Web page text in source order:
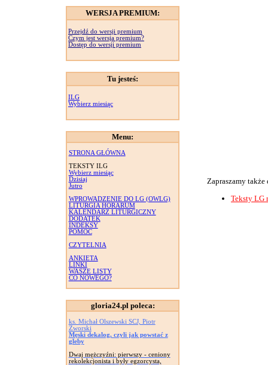
WERSJA PREMIUM:
Przejdź do wersji premium
Czym jest wersja premium?
Dostęp do wersji premium
Tu jesteś:
ILG
Wybierz miesiąc
Menu:
STRONA GŁÓWNA
TEKSTY ILG
Wybierz miesiąc
Dzisiaj
Jutro
WPROWADZENIE DO LG (OWLG)
LITURGIA HORARUM
KALENDARZ LITURGICZNY
DODATEK
INDEKSY
POMOC
CZYTELNIA
ANKIETA
LINKI
WASZE LISTY
CO NOWEGO?
gloria24.pl poleca:
ks. Michał Olszewski SCJ, Piotr
Zworski
Męski dekalog, czyli jak powstać z
gleby
Dwaj mężczyźni: pierwszy - ceniony
rekolekcjonista i były egzorcysta,
Zapraszamy
Teksty LG